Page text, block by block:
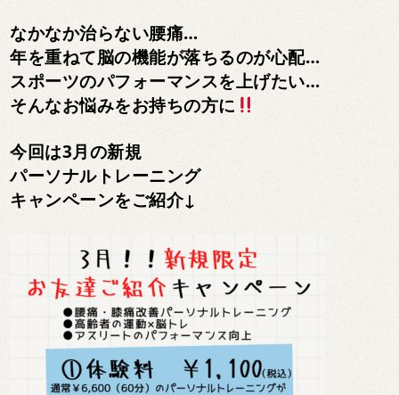
なかなか治らない腰痛…
年を重ねて脳の機能が落ちるのが心配…
スポーツのパフォーマンスを上げたい…
そんなお悩みをお持ちの方に
今回は3月の新規
パーソナルトレーニング
キャンペーンをご紹介↓